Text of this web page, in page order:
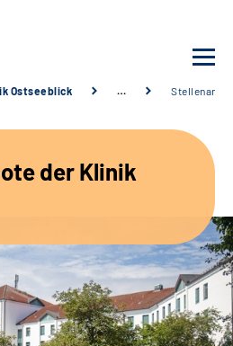
Ostseeblick …
der Klinik